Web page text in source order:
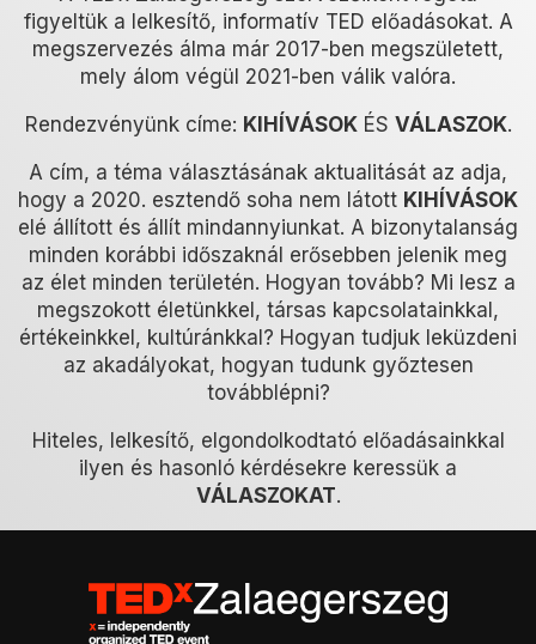
figyeltük a lelkesítő, informatív TED előadásokat. A
megszervezés álma már 2017-ben megszületett,
mely álom végül 2021-ben válik valóra.
Rendezvényünk címe: KIHÍVÁSOKÉS VÁLASZOK.
A cím, a téma választásának aktualitását az adja,
hogy a 2020. esztendő soha nem látott KIHÍVÁSOK
elé állított és állít mindannyiunkat. A bizonytalanság
minden korábbi időszaknál erősebben jelenik meg
az élet minden területén. Hogyan tovább? Mi lesz a
megszokott életünkkel, társas kapcsolatainkkal,
értékeinkkel, kultúránkkal? Hogyan tudjuk leküzdeni
az akadályokat, hogyan tudunk győztesen
továbblépni?
Hiteles, lelkesítő, elgondolkodtató előadásainkkal
ilyen és hasonló kérdésekre keressük a
VÁLASZOKAT.